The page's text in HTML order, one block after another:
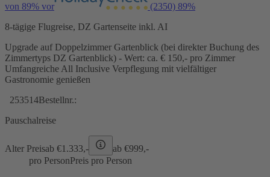
von 89% vor (2350) 89%
8-tägige Flugreise, DZ Gartenseite inkl. AI
Upgrade auf Doppelzimmer Gartenblick (bei direkter Buchung des
Zimmertyps DZ Gartenblick) - Wert: ca. € 150,- pro Zimmer
Umfangreiche All Inclusive Verpflegung mit vielfältiger
Gastronomie genießen
253514Bestellnr.:
Pauschalreise
Alter Preisab €1.333,- ab €999,-
pro PersonPreis pro Person